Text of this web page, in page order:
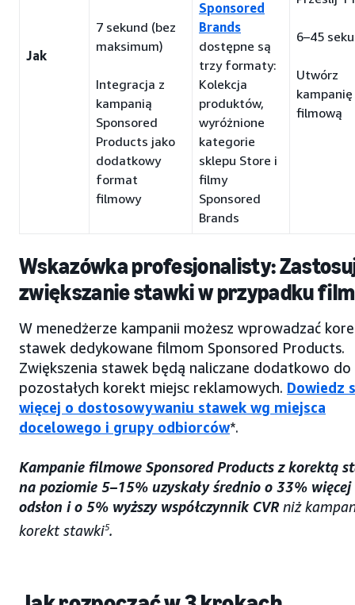
Jak
7 sekund (bez
maksimum)
Integracja z
kampanią
Sponsored
Products jako
dodatkowy
format
filmowy
Sponsored
Brands
dostępne są
trzy formaty:
Kolekcja
produktów,
wyróżnione
kategorie
sklepu Store i
filmy
Sponsored
Brands
6–45
Utwórz
kampanię
filmową
Wskazówka profesjonalisty:
zwiększanie stawki w przypadku
W menedżerze kampanii możesz wprowadzać
stawek dedykowane filmom Sponsored Products.
Zwiększenia stawek będą naliczane dodatkowo do
pozostałych korekt miejsc reklamowych. Dowiedz
więcej o dostosowywaniu stawek wg miejsca
docelowego i grupy odbiorców*.
Kampanie filmowe Sponsored Products z korektą
na poziomie 5–15% uzyskały średnio o 33% więcej
odsłon i o 5% wyższy współczynnik CVRniż
korekt stawki5.